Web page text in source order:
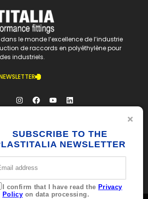
SUBSCRIBE TO THE
NEWSLETTER
I confirm that I have read the Privacy
Policy on data processing.
le monde l’excellence de l’industrie
de raccords en polyéthylène pour
industriels.